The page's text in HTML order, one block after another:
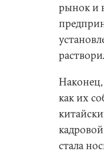
рынок и
как их
стала